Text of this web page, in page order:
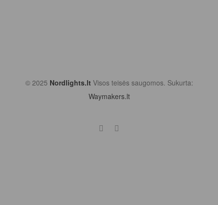
© 2025 Nordlights.lt Visos teisės saugomos. Sukurta:
Waymakers.lt